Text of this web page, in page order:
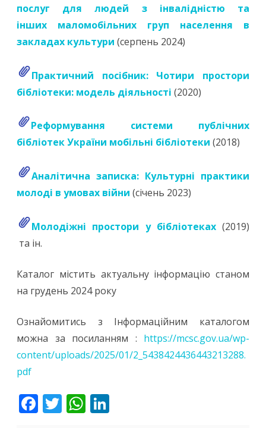
послуг для людей з інвалідністю та
інших маломобільних груп населення в
закладах культури (серпень 2024)
Практичний посібник: Чотири простори
бібліотеки: модель діяльності (2020)
Реформування системи публічних
бібліотек України мобільні бібліотеки (2018)
Аналітична записка: Культурні практики
молоді в умовах війни (січень 2023)
Молодіжні простори у бібліотеках(2019)
та ін.
Каталог містить актуальну інформацію станом
на грудень 2024 року
Ознайомитись з Інформаційним каталогом
можна за посиланням : https://mcsc.gov.ua/wp-
content/uploads/2025/01/2_5438424436443213288.
pdf
F T W